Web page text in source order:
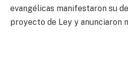
evangélicas manifestaron su
proyecto de Ley y anunciaron